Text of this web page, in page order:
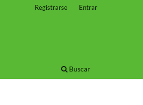
Buscar
Registrarse Entrar